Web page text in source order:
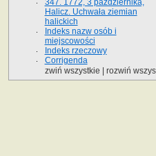
347. 1772, 3 października,
Halicz. Uchwała ziemian
halickich
Indeks nazw osób i
miejscowości
Indeks rzeczowy
Corrigenda
zwiń wszystkie
rozwiń